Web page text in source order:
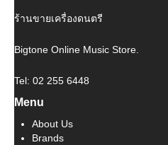
ร้านขายเครื่องดนตรี
Bigtone Online Music Store.
Tel: 02 255 6448
Menu
About Us
Brands